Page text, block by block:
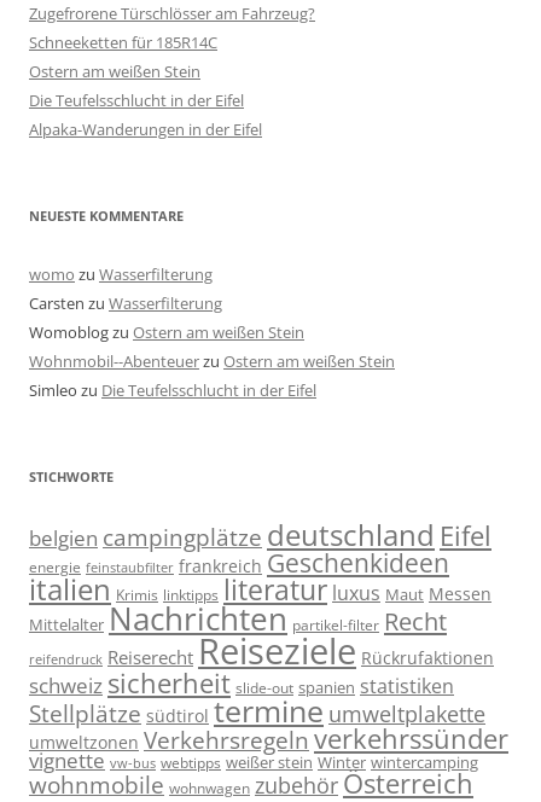
Zugefrorene Türschlösser am Fahrzeug?
Schneeketten für 185R14C
Ostern am weißen Stein
Die Teufelsschlucht in der Eifel
Alpaka-Wanderungen in der Eifel
NEUESTE KOMMENTARE
womo zu Wasserfilterung
Carsten zu Wasserfilterung
Womoblogzu Ostern am weißen Stein
Wohnmobil--Abenteuerzu Ostern am weißen Stein
Simleo zu Die Teufelsschlucht in der Eifel
STICHWORTE
belgien campingplätze deutschland Eifel
energie feinstaubfilter frankreich Geschenkideen
italien Krimis linktipps literatur luxus Maut Messen
Mittelalter Nachrichten partikel-filter Recht
reifendruck Reiserecht Reiseziele Rückrufaktionen
schweiz sicherheit slide-out spanien statistiken
Stellplätze südtirol termine umweltplakette
umweltzonen Verkehrsregeln verkehrssünder
vignette vw-bus webtipps weißer stein Winter wintercamping
wohnmobile wohnwagen zubehör Österreich